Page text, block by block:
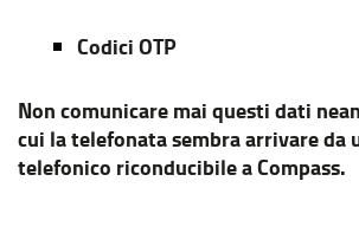
Codici OTP
Non comunicare mai questi dati
cui la telefonata sembra arrivare da
telefonico riconducibile a Compass.